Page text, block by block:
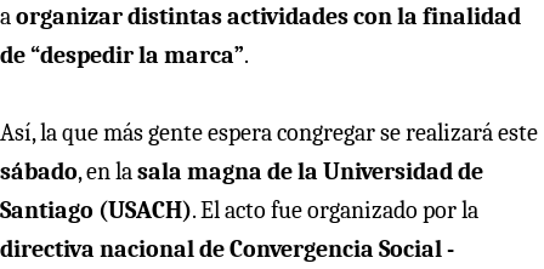
aorganizar distintas actividades con la finalidad
de “despedir la marca”.
Así, la que más gente espera congregar se realizará este
sábado, en lasala magna de la Universidad de
Santiago (USACH). El acto fue organizado por la
directiva nacional de Convergencia Social -